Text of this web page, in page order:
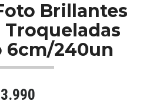
Brillantes
Troqueladas
6cm/240un